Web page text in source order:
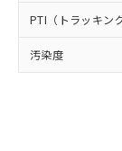
PTI（トラッキン
汚染度
※
EU
51物
※本証
るもの